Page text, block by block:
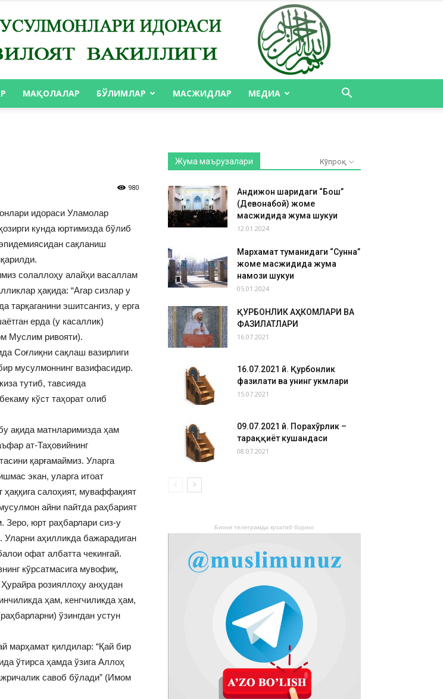
ВАКИЛЛИГИ
МАҚОЛАЛАР БЎЛИМЛАР МАСЖИДЛАР МЕДИА
980
идораси Уламолар
кунда юртимизда бўлиб
сақланиш
солаллоҳу алайҳи васаллам
ҳақида: “Агар сизлар у
тарқаганини эшитсангиз, у ерга
ерда (у касаллик)
Муслим ривояти).
Соғлиқни сақлаш вазирлиги
мусулмоннинг вазифасидир.
тутиб, тавсияда
кўст таҳорат олиб
ақида матнларимизда ҳам
ат-Таҳовийнинг
қарғамаймиз. Уларга
экан, уларга итоат
салоҳият, муваффақият
айни пайтда раҳбарият
Зеро, юрт раҳбарлари сиз-у
Уларни аҳилликда бажарадиган
офат албатта чекингай.
кўрсатмасига мувофиқ,
розияллоҳу анҳудан
ҳам, кенгчиликда ҳам,
ўзингдан устун
марҳамат қилдилар: “Қай бир
ўтирса ҳамда ўзига Аллоҳ
савоб бўлади” (Имом
Жума маърузалари Кўпроқ
Андижон шаҳридаги “Бош”
(Девонабой) жоме
масжидида жума шукуҳи
12.01.2024
Мархамат туманидаги “Сунна”
жоме масжидида жума
намози шукуҳи
05.01.2024
ҚУРБОНЛИК АҲКОМЛАРИ ВА
ФАЗИЛАТЛАРИ
16.07.2021
16.07.2021 й. Қурбонлик
фазилати ва унинг ҳукмлари
15.07.2021
09.07.2021 й. Порахўрлик –
тараққиёт кушандаси
08.07.2021
Бизни телеграмда кузатиб боринг